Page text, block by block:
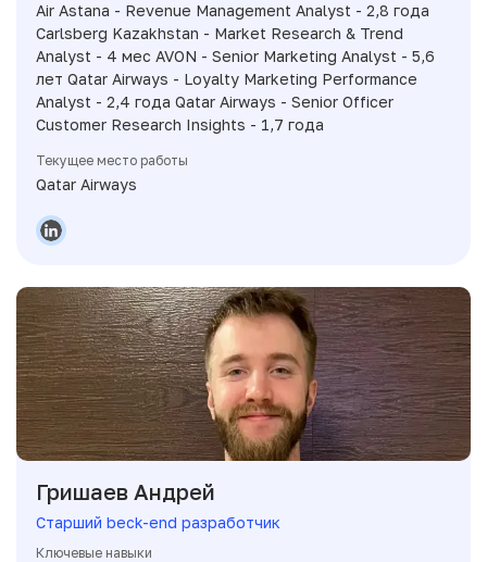
Air Astana - Revenue Management Analyst - 2,8 года
Carlsberg Kazakhstan - Market Research & Trend
Analyst - 4 мес AVON - Senior Marketing Analyst - 5,6
лет Qatar Airways - Loyalty Marketing Performance
Analyst - 2,4 года Qatar Airways - Senior Officer
Customer Research Insights - 1,7 года
Текущее место работы
Qatar Airways
Гришаев Андрей
Старший beck-end разработчик
Ключевые навыки